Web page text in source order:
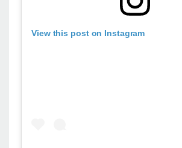
View this post on Instagram